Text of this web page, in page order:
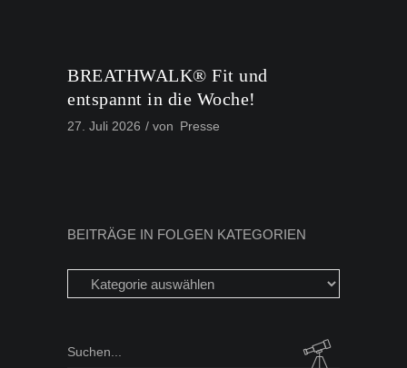
BREATHWALK® Fit und
entspannt in die Woche!
27. Juli 2026 von Presse
BEITRÄGE IN FOLGEN KATEGORIEN
Beiträge
in
Kategorien
Search